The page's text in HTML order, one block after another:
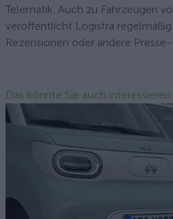
Telematik. Auch zu Fahrzeugen
veröffentlicht Logistra regelmäßig
Rezensionen oder andere
Das könnte Sie auch interessieren